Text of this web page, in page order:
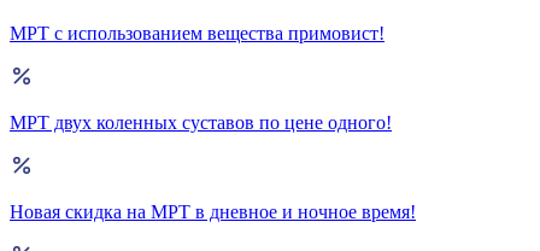
МРТ с использованием вещества примовист!
МРТ двух коленных суставов по цене одного!
Новая скидка на МРТ в дневное и ночное время!